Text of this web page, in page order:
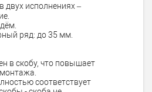
исполнениях –
ряд: до 35 мм.
в скобу, что повышает
соответствует